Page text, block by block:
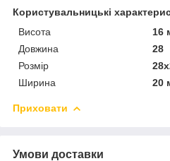
Користувальницькі
Висота
16
Довжина
28
Розмір
Ширина
20
Приховати
Умови доставки